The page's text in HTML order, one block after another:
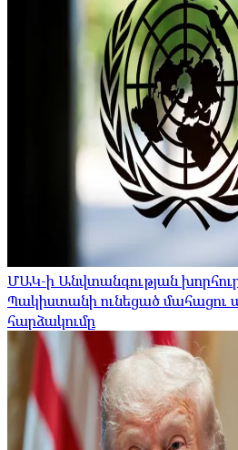
ՄԱԿ-ի Անվտանգության
Պակիստանի ունեցած մահացու
հարձակումը